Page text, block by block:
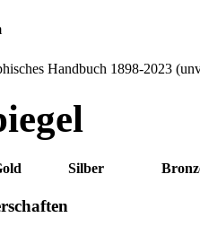
Handbuch 1898-2023
Silber